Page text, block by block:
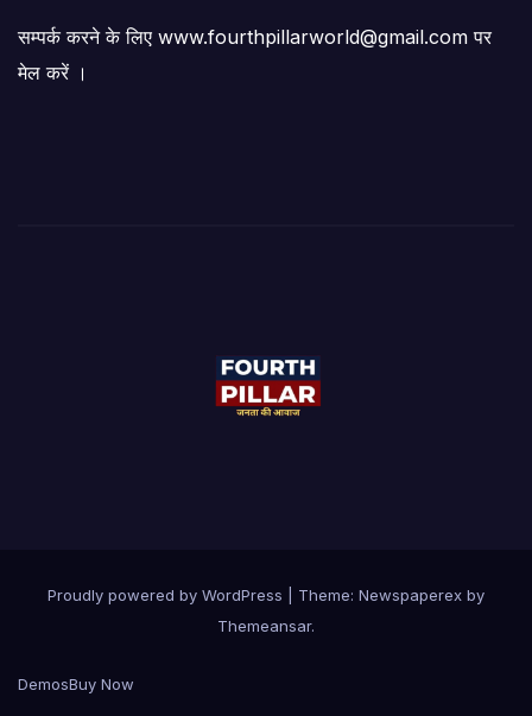
सम्पर्क करने के लिए www.fourthpillarworld@gmail.com पर
मेल करें ।
Proudly powered by WordPress
Theme: Newspaperex by
Themeansar.
DemosBuy Now